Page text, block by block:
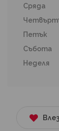
Сряда
Петък
Събота
Неделя